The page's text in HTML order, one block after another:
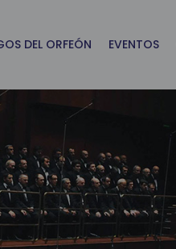
DEL ORFEÓN EVENTOS